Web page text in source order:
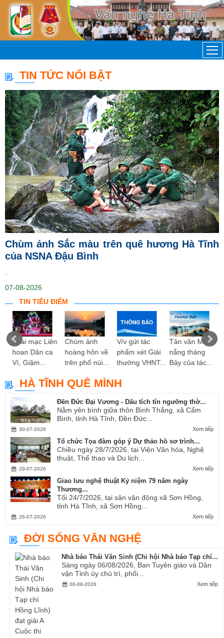
TIN TỨC NỔI BẬT
Chùm ảnh Sắc màu trên quê hương Hà Tĩnh
của NSNA Đậu Bình
07-08-2026
TIN TIÊU ĐIỂM
Khai mạc Liên
hoan Dân ca
Ví, Giặm...
Chùm ảnh
hoàng hôn về
trên phố núi...
V/v gửi tác
phẩm xét Giải
thưởng VHNT...
Tản văn Mùa
nắng tháng
Bảy của tác...
HÀ TĨNH QUÊ MÌNH
Đền Đức Đại Vương - Dấu tích tín ngưỡng thờ...
Nằm yên bình giữa thôn Bình Thắng, xã Cẩm
Bình, tỉnh Hà Tĩnh, Đền Đức...
Xem tiếp
30-07-2026
Tổ chức Tọa đàm góp ý Dự thảo hồ sơ trình...
Chiều ngày 28/7/2026, tại Viện Văn hóa, Nghệ
thuật, Thể thao và Du lịch...
Xem tiếp
29-07-2026
Giao lưu nghệ thuật Kỷ niệm 79 năm ngày
Thương...
Tối 24/7/2026, tại sân vận động xã Sơn Hồng,
tỉnh Hà Tĩnh, xã Sơn Hồng...
Xem tiếp
26-07-2026
ĐỜI SỐNG VĂN NGHỆ
Nhà báo Thái Văn Sinh (Chi hội Nhà báo Tạp chí...
Sáng ngày 06/08/2026, Ban Tuyên giáo và Dân
vận Tỉnh ủy chủ trì, phối...
Xem tiếp
06-08-2026